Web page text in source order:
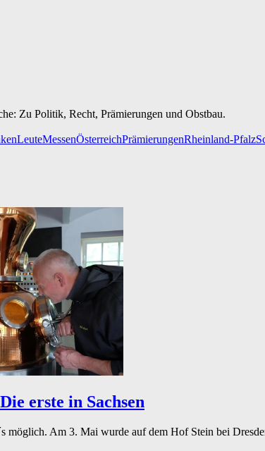
Zu Politik, Recht, Prämierungen und Obstbau.
LeuteMessenÖsterreichPrämierungenRheinland-Pfalz
Die erste in Sachsen
möglich. Am 3. Mai wurde auf dem Hof Stein bei